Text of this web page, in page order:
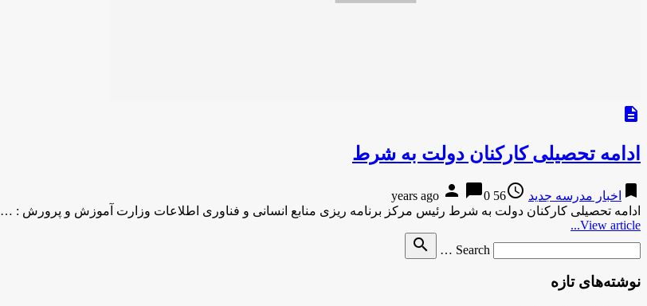
description
ادامه تحصیلی کارکنان دولت به شرط
bookmark اخبار مدرسه جدید access_time
56 years ago
person chat_bubble0
ادامه تحصیلی کارکنان دولت به شرط رئیس مرکز برنامه ریزی منابع انسانی و فناوری اطلاعات وزارت آموزش و پرورش : …
View article...
Search …
search
نوشته‌های تازه